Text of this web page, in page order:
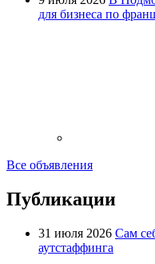
для бизнеса по
Все объявления
Публикации
31 июля 2026 Сам
аутстаффинга